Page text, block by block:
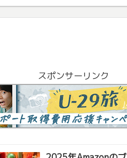
スポンサーリンク